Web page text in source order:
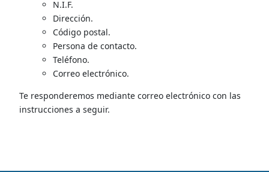
N.I.F.
Dirección.
Código postal.
Persona de contacto.
Teléfono.
Correo electrónico.
Te responderemos mediante correo electrónico con las
instrucciones a seguir.